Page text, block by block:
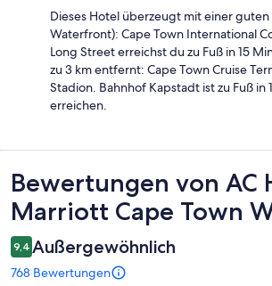
Dieses Hotel überzeugt mit einer
Waterfront): Cape Town International
Long Street erreichst du zu Fuß in 15
zu 3 km entfernt: Cape Town Cruise
Stadion. Bahnhof Kapstadt ist zu Fuß in
erreichen.
Bewertungen
Bewertungen von AC
Marriott Cape Town
9,4 Außergewöhnlich
768 Bewertungen